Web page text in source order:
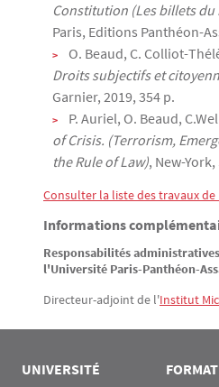
Constitution (Les billets
Paris, Editions Panthéon-
O. Beaud, C. Colliot-
Droits subjectifs et
Garnier, 2019, 354 p.
P. Auriel, O. Beaud,
of Crisis. (Terrorism,
the Rule of Law), New-
Consulter la liste des travaux de
Informations
Responsabilités
l'Université Paris-Panthéon-
Directeur-adjoint de l'Institut
UNIVERSITÉ